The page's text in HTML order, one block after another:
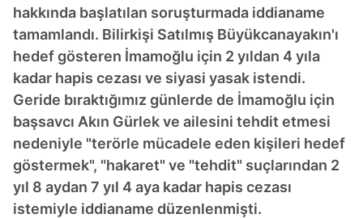
hakkında başlatılan soruşturmada iddianame
tamamlandı. Bilirkişi Satılmış Büyükcanayakın'ı
hedef gösteren İmamoğlu için 2 yıldan 4 yıla
kadar hapis cezası ve siyasi yasak istendi.
Geride bıraktığımız günlerde de İmamoğlu için
başsavcı Akın Gürlek ve ailesini tehdit etmesi
nedeniyle "terörle mücadele eden kişileri hedef
göstermek", "hakaret" ve "tehdit" suçlarından 2
yıl 8 aydan 7 yıl 4 aya kadar hapis cezası
istemiyle iddianame düzenlenmişti.